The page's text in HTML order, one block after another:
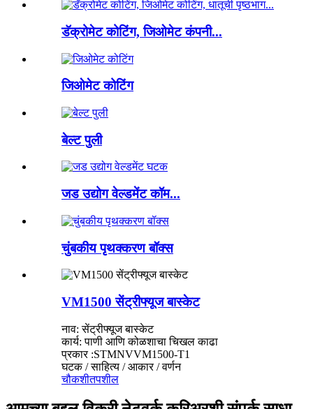
डॅक्रोमेट कोटिंग, जिओमेट कंपनी...
जिओमेट कोटिंग
बेल्ट पुली
जड उद्योग वेल्डमेंट कॉम...
चुंबकीय पृथक्करण बॉक्स
VM1500 सेंट्रीफ्यूज बास्केट
नाव: सेंट्रीफ्यूज बास्केट
कार्य: पाणी आणि कोळशाचा चिखल काढा
प्रकार :STMNVVM1500-T1
घटक / साहित्य / आकार / वर्णन
चौकशीतपशील